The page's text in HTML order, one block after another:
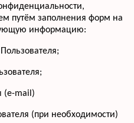
путём заполнения форм на
информацию:
(e-mail)
(при необходимости)